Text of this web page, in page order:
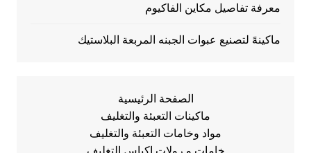
معرفة تفاصيل مكاين الفاكيوم
ماكينهً لتصنيع عبوات الجبنه المربعة البلاستيك
الصفحة الرئيسية
ماكينات التعبئة والتغليف
مواد وخامات التعبئة والتغليف